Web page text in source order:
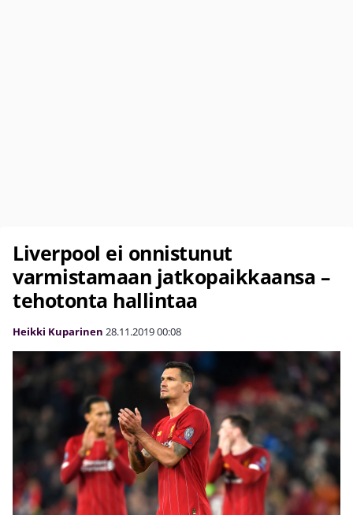
Liverpool ei onnistunut
varmistamaan jatkopaikkaansa –
tehotonta hallintaa
Heikki Kuparinen 28.11.201900:08